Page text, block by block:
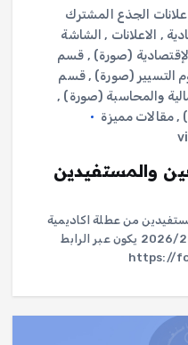
إعلانات الجذع المشترك
, الاعلانات , الشاشة
(صورة) , قسم
التسيير (صورة) ,قسم
والمحاسبة (صورة) ,
,مقالات مميزة
والمستفيدين
من عطلة اكاديمية
للالتحاق بالدراسة خلال الموسم 2026/2027 يكون عبر الرابط
https://